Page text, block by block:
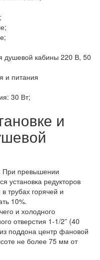
душевой кабины 220 В, 50
и питания
30 Вт;
и
При превышении
установка редукторов
трубах горячей и
10%.
и холодного
отверстия 1-1/2” (40
поддона центр фановой
не более 75 мм от